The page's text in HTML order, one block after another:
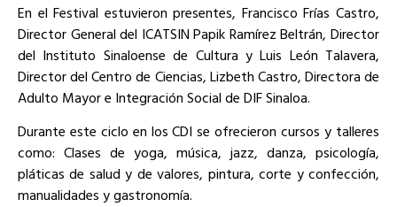
En el Festival estuvieron presentes, Francisco Frías Castro,
Director General del ICATSIN Papik Ramírez Beltrán, Director
del Instituto Sinaloense de Cultura y Luis León Talavera,
Director del Centro de Ciencias, Lizbeth Castro, Directora de
Adulto Mayor e Integración Social de DIF Sinaloa.
Durante este ciclo en los CDI se ofrecieron cursos y talleres
como: Clases de yoga, música, jazz, danza, psicología,
pláticas de salud y de valores, pintura, corte y confección,
manualidades y gastronomía.